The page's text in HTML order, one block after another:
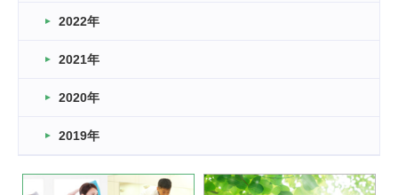
2026.03.11
緑ケ丘体育館
2022.11.03
緑ケ丘体育館
いたっぼーる大会☆彡
2022年
2021年
2020年
2019年